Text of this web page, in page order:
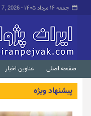
جمعه ۱۶ مرداد ۱۴۰۵ - 7, 2026
صفحه اصلی عناوین اخبار
پیشنهاد ویژه